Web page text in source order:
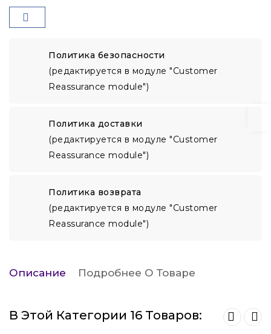
Политика безопасности
(редактируется в модуле "Customer
Reassurance module")
Политика доставки
(редактируется в модуле "Customer
Reassurance module")
Политика возврата
(редактируется в модуле "Customer
Reassurance module")
Описание Подробнее О Товаре
В Этой Категории 16 Товаров: